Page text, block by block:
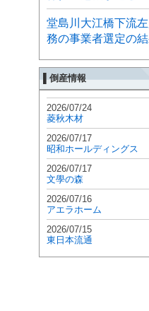
堂島川大江橋下流
務の事業者選定の
▌倒産情報
2026/07/24
菱秋木材
2026/07/17
昭和ホールディングス
2026/07/17
文學の森
2026/07/16
アエラホーム
2026/07/15
東日本流通